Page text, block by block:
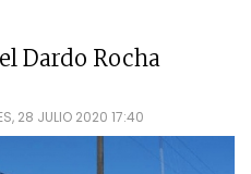
Dardo Rocha
28 JULIO 2020 17:40